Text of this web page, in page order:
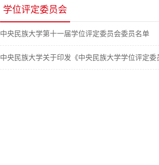
学位评定委员会
中央民族大学第十一届学位评定委员会委员名单
中央民族大学关于印发《中央民族大学学位评定委